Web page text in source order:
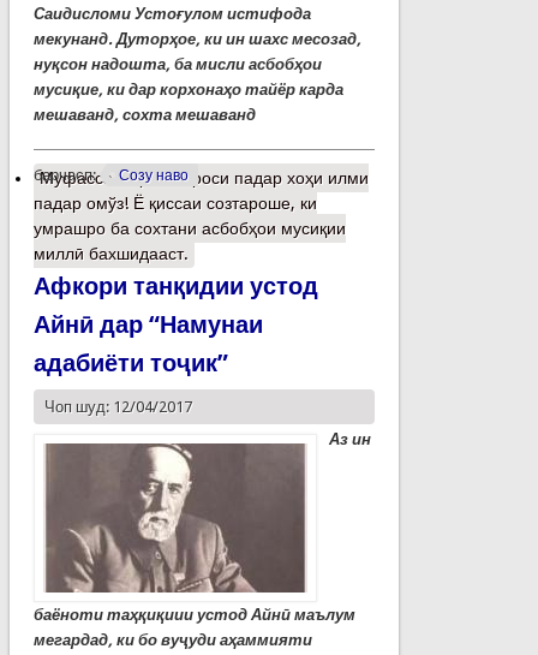
Саидисломи Устоғулом истифода
мекунанд. Дуторҳое, ки ин шахс месозад,
нуқсон надошта, ба мисли асбобҳои
мусиқие, ки дар корхонаҳо тайёр карда
мешаванд, сохта мешаванд
барчасп: Созу наво
Муфассалтаро Мероси падар хоҳи илми
падар омўз! Ё қиссаи созтароше, ки
умрашро ба сохтани асбобҳои мусиқии
миллӣ бахшидааст.
Афкори танқидии устод
Айнӣ дар “Намунаи
адабиёти тоҷик”
Чоп шуд: 12/04/2017
Аз ин
баёноти таҳқиқиии устод Айнӣ маълум
мегардад, ки бо вуҷуди аҳаммияти